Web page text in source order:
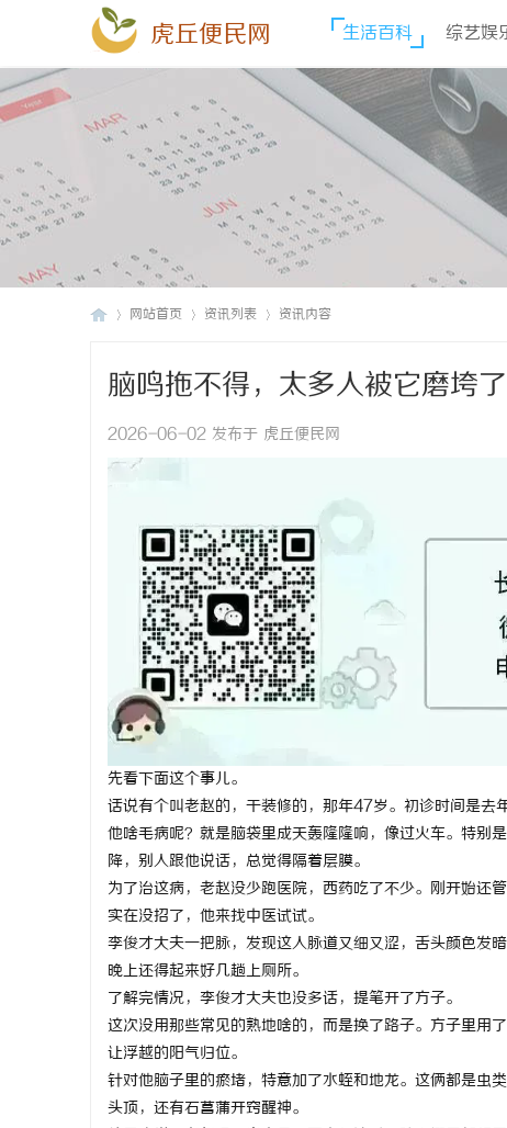
虎丘便民网 生活百科 综艺娱
网站首页 资讯列表 资讯内容
脑鸣拖不得，太多人被它磨垮
2026-06-02 发布于 虎丘便民网
先看下面这个事儿。
话说有个叫老赵的，干装修的，那年47岁。初诊时间是去
他啥毛病呢？就是脑袋里成天轰隆隆响，像过火车。特别
降，别人跟他说话，总觉得隔着层膜。
为了治这病，老赵没少跑医院，西药吃了不少。刚开始还
实在没招了，他来找中医试试。
李俊才大夫一把脉，发现这人脉道又细又涩，舌头颜色发
晚上还得起来好几趟上厕所。
了解完情况，李俊才大夫也没多话，提笔开了方子。
这次没用那些常见的熟地啥的，而是换了路子。方子里用
让浮越的阳气归位。
针对他脑子里的瘀堵，特意加了水蛭和地龙。这俩都是虫
头顶，还有石菖蒲开窍醒神。
武汉配眼镜 上海配眼镜 武汉配眼镜